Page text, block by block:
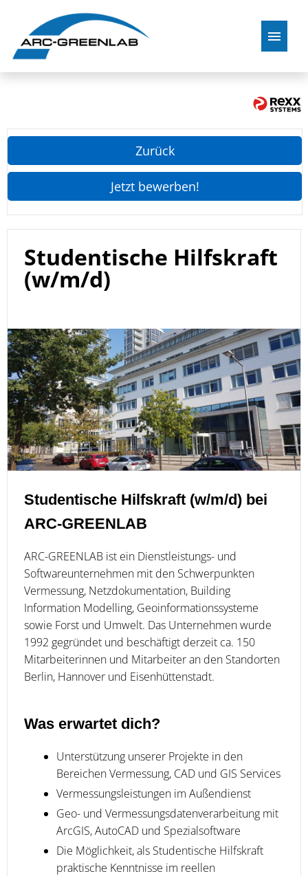
Zurück
Jetzt bewerben!
Studentische Hilfskraft
(w/m/d)
Studentische Hilfskraft (w/m/d) bei
ARC-GREENLAB
ARC-GREENLAB ist ein Dienstleistungs- und
Softwareunternehmen mit den Schwerpunkten
Vermessung, Netzdokumentation, Building
Information Modelling, Geoinformationssysteme
sowie Forst und Umwelt. Das Unternehmen wurde
1992 gegründet und beschäftigt derzeit ca. 150
Mitarbeiterinnen und Mitarbeiter an den Standorten
Berlin, Hannover und Eisenhüttenstadt.
Was erwartet dich?
Unterstützung unserer Projekte in den
Bereichen Vermessung, CAD und GIS Services
Vermessungsleistungen im Außendienst
Geo- und Vermessungsdatenverarbeitung mit
ArcGIS, AutoCAD und Spezialsoftware
Die Möglichkeit, als Studentische Hilfskraft
praktische Kenntnisse im reellen